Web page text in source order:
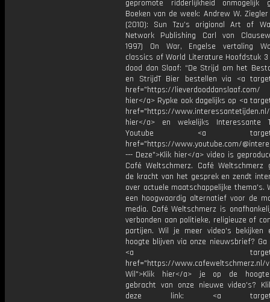
gepromote ridderlijkheid onmogelijk
Boeken van de week: Andrew W.
(2010): Sun Tzu’s origional Art of
Network Publishing Carl von
1997) On War, Engelse vertaling
classics of World Literature Hoofdstuk
dood dan Slaaf: “De Strijd om het
en StrijdT Bier bestellen via <a
href="https://lieverdooddanslaaf.com/
hier</a> Rypke ook dagelijks op <a
href="https://www.interessantetijden.nl/
hier</a> en wekelijks Interessante
Youtube <a
href="https://www.youtube.com/
--- Deze">Klik hier</a> video is
Café Weltschmerz. Café Weltschmerz
de kracht van het gesprek en zendt
over actuele maatschappelijke thema's.
een hoogwaardig alternatief voor de
media. Café Weltschmerz is
verbonden aan politieke, religieuze of
partijen. Wil je meer video's bekijken
hoogte blijven via onze nieuwsbrief? Ga
<a
href="https://www.cafeweltschmerz.nl/
Wil">Klik hier</a> je op de
gebracht van onze nieuwe video's?
deze link: <a